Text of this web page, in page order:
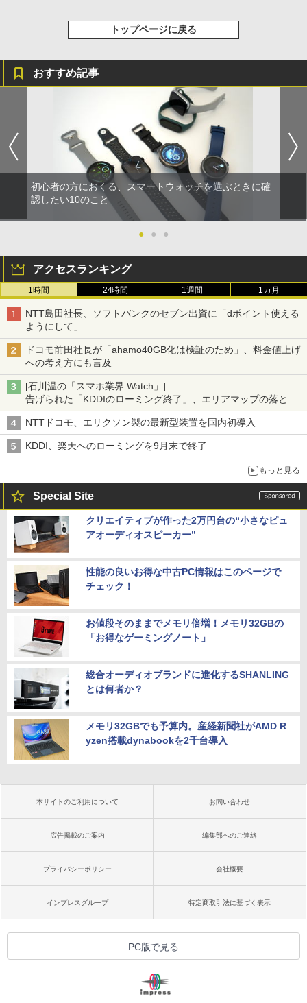
トップページに戻る
おすすめ記事
初心者の方におくる、スマートウォッチを選ぶときに確
認したい10のこと
● ● ●
アクセスランキング
1時間 24時間 1週間 1カ月
NTT島田社長、ソフトバンクのセブン出資に「dポイント使える
ようにして」
ドコモ前田社長が「ahamo40GB化は検証のため」、料金値上げ
への考え方にも言及
[石川温の「スマホ業界 Watch」]
告げられた「KDDIのローミング終了」、エリアマップの落とし
穴と楽天モバイルの課題
NTTドコモ、エリクソン製の最新型装置を国内初導入
KDDI、楽天へのローミングを9月末で終了
もっと見る
Special Site
クリエイティブが作った2万円台の“小さなピュ
アオーディオスピーカー”
性能の良いお得な中古PC情報はこのページで
チェック！
お値段そのままでメモリ倍増！メモリ32GBの
「お得なゲーミングノート」
総合オーディオブランドに進化するSHANLING
とは何者か？
メモリ32GBでも予算内。産経新聞社がAMD R
yzen搭載dynabookを2千台導入
本サイトのご利用について お問い合わせ
広告掲載のご案内 編集部へのご連絡
プライバシーポリシー 会社概要
インプレスグループ 特定商取引法に基づく表示
PC版で見る